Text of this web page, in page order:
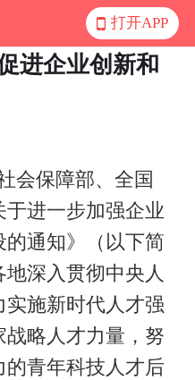
打开APP
进企业创新和
会保障部、全国
进一步加强企业
通知》（以下简
深入贯彻中央人
施新时代人才强
战略人才力量，努
的青年科技人才后